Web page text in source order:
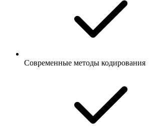
Современные методы кодирования